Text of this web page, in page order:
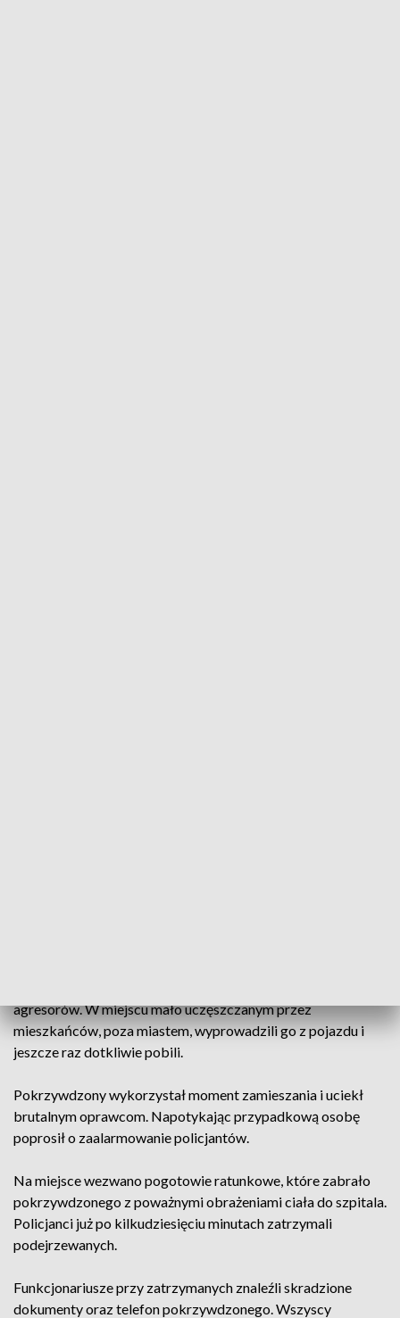
agresorów. W miejscu mało uczęszczanym przez
mieszkańców, poza miastem, wyprowadzili go z pojazdu i
jeszcze raz dotkliwie pobili.
Pokrzywdzony wykorzystał moment zamieszania i uciekł
brutalnym oprawcom. Napotykając przypadkową osobę
poprosił o zaalarmowanie policjantów.
Na miejsce wezwano pogotowie ratunkowe, które zabrało
pokrzywdzonego z poważnymi obrażeniami ciała do szpitala.
Policjanci już po kilkudziesięciu minutach zatrzymali
podejrzewanych.
Funkcjonariusze przy zatrzymanych znaleźli skradzione
dokumenty oraz telefon pokrzywdzonego. Wszyscy